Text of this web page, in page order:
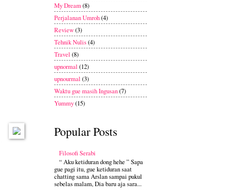
My Dream (8)
Perjalanan Umroh(4)
Review(3)
Tehnik Nulis(4)
Travel (8)
upnormal (12)
upnourmal (3)
Waktu gue masih Ingusan(7)
Yummy(15)
Popular Posts
Filosofi Serabi
“ Aku ketiduran dong hehe ” Sapa
gue pagi itu, gue ketiduran saat
chatting sama Arslan sampai pukul
sebelas malam, Dia baru aja sara...